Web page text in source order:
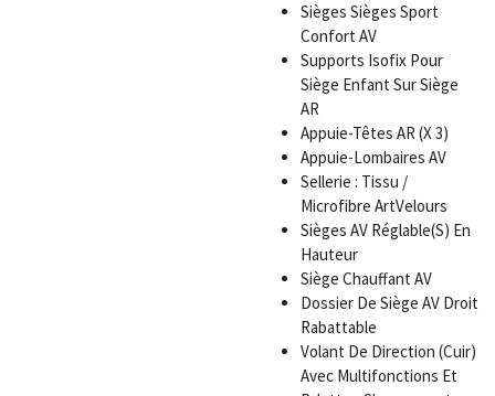
Sièges Sièges Sport
Confort AV
Supports Isofix Pour
Siège Enfant Sur Siège
AR
Appuie-Têtes AR (X 3)
Appuie-Lombaires AV
Sellerie : Tissu /
Microfibre ArtVelours
Sièges AV Réglable(S) En
Hauteur
Siège Chauffant AV
Dossier De Siège AV Droit
Rabattable
Volant De Direction (Cuir)
Avec Multifonctions Et